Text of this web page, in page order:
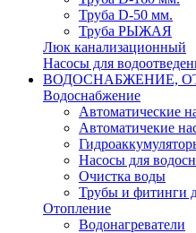
Труба D-50 мм.
Труба РЫЖАЯ
Люк канализационный
Насосы для
ВОДОСНАБЖЕНИЕ,
Водоснабжение
Автоматичеcкие
Автоматичекие
Насосы для
Очистка воды
Трубы и фитинги
Отопление
Водонагреватели